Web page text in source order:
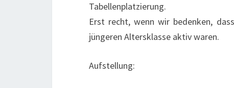
Tabellenplatzierung.
Erst recht, wenn wir bedenken,
jüngeren Altersklasse aktiv waren.
Aufstellung: